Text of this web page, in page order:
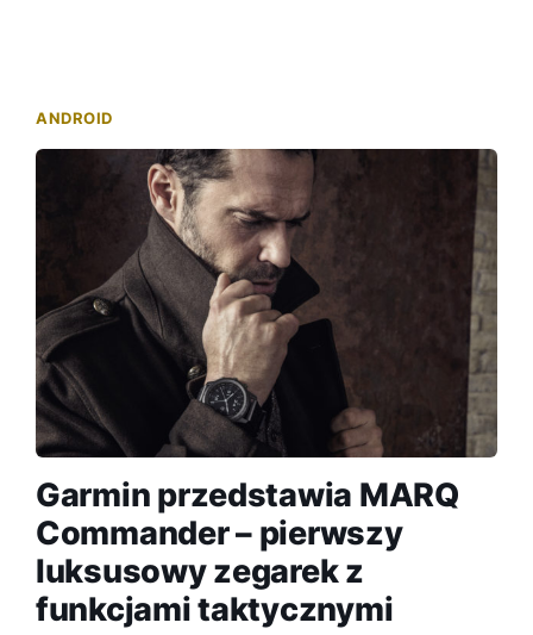
ANDROID
Garmin przedstawia MARQ
Commander – pierwszy
luksusowy zegarek z
funkcjami taktycznymi